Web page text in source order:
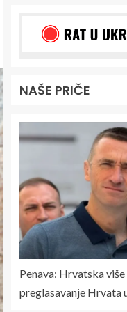
NAŠE PRIČE
Penava: Hrvatska
preglasavanje Hrvata